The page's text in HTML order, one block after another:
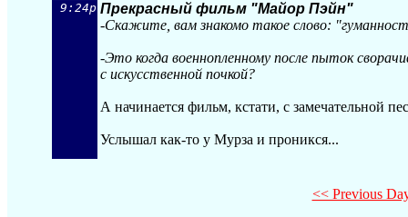
9:24p Прекрасный фильм "Майор Пэйн"
-Скажите, вам знакомо такое слово:
-Это когда военнопленному после пыток
с искусственной почкой?
А начинается фильм, кстати, с замечательной
Услышал как-то у Мурза и проникся...
<< Previous